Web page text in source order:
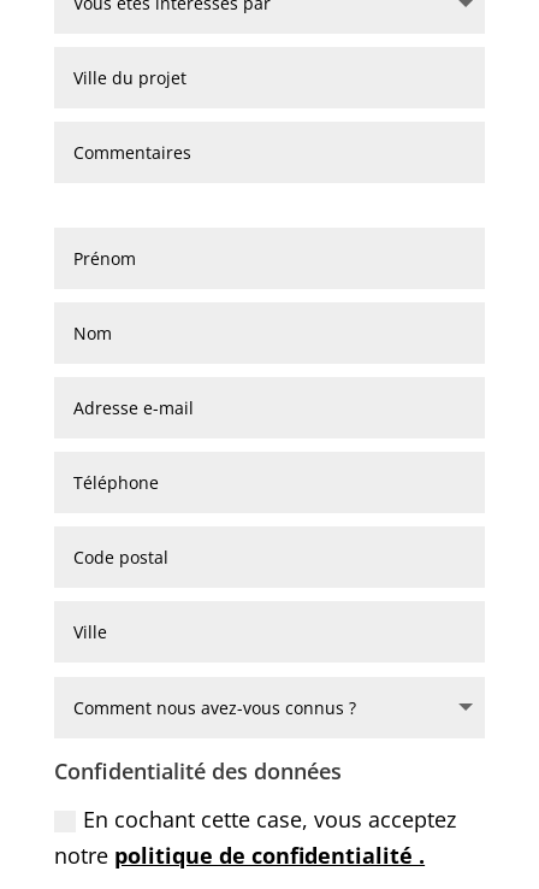
Confidentialité des données
En cochant cette case, vous acceptez
notre politique de confidentialité .